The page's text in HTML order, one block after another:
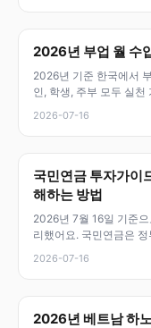
2026년 부업 월 수
2026년 기준 한국에서
인, 학생, 주부 모두 실
2026-07-16
국민연금 투자가이
해하는 방법
2026년 7월 16일 기준
리했어요. 국민연금은
2026-07-16
2026년 베트남 하